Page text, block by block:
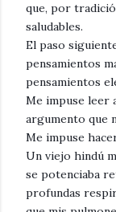
que, por
saludables.
El paso
pensamientos
pensamientos
Me impuse leer
argumento que
Me impuse
Un viejo hindú
se potenciaba
profundas